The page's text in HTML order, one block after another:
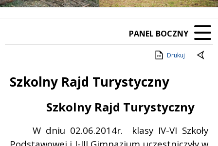
PANEL BOCZNY
Drukuj
Szkolny Rajd Turystyczny
Szkolny Rajd Turystyczny
W dniu 02.06.2014r.
klasy IV-VI Szkoły